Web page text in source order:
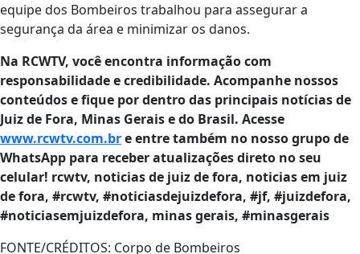
equipe dos Bombeiros trabalhou para assegurar a
segurança da área e minimizar os danos.
Na RCWTV, você encontra informação com
responsabilidade e credibilidade. Acompanhe nossos
conteúdos e fique por dentro das principais notícias de
Juiz de Fora, Minas Gerais e do Brasil. Acesse
www.rcwtv.com.bre entre também no nosso grupo de
WhatsApp para receber atualizações direto no seu
celular! rcwtv, noticias de juiz de fora, noticias em juiz
de fora, #rcwtv, #noticiasdejuizdefora, #jf, #juizdefora,
#noticiasemjuizdefora, minas gerais, #minasgerais
FONTE/CRÉDITOS: Corpo de Bombeiros